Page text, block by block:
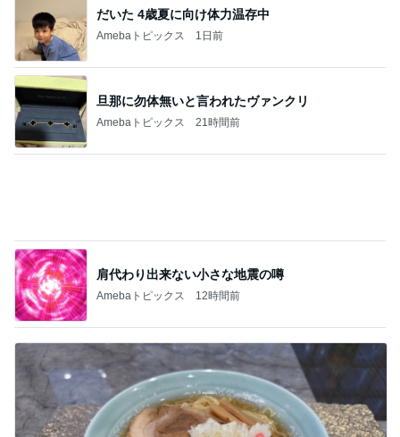
だいた 4歳夏に向け体力温存中
Amebaトピックス 1日前
旦那に勿体無いと言われたヴァンクリ
Amebaトピックス 21時間前
肩代わり出来ない小さな地震の噂
Amebaトピックス 12時間前